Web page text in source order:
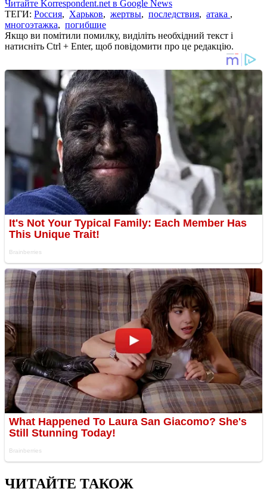
Читайте Korrespondent.net в Google News
ТЕГИ: Россия, Харьков, жертвы, последствия, атака ,
многоэтажка, погибшие
Якщо ви помітили помилку, виділіть необхідний текст і
натисніть Ctrl + Enter, щоб повідомити про це редакцію.
ЧИТАЙТЕ ТАКОЖ